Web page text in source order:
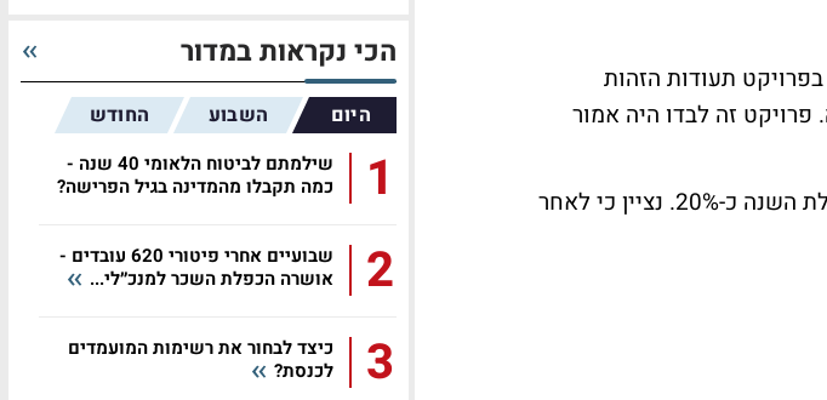
תעודות הזהות
זה לבדו היה אמור
נכון להיום המניה נסחרת ברמה של 5.25 שקל, זאת לאחר שאיבדה מתחילת השנה כ-20%. נציין כי לאחר
הכי נקראות במדור
היום השבוע החודש
1
שילמתם לביטוח הלאומי 40 שנה -
כמה תקבלו מהמדינה בגיל הפרישה?
2
שבועיים אחרי פיטורי 620 עובדים -
אושרה הכפלת השכר למנכ״לי...
3
כיצד לבחור את רשימות המועמדים
לכנסת?